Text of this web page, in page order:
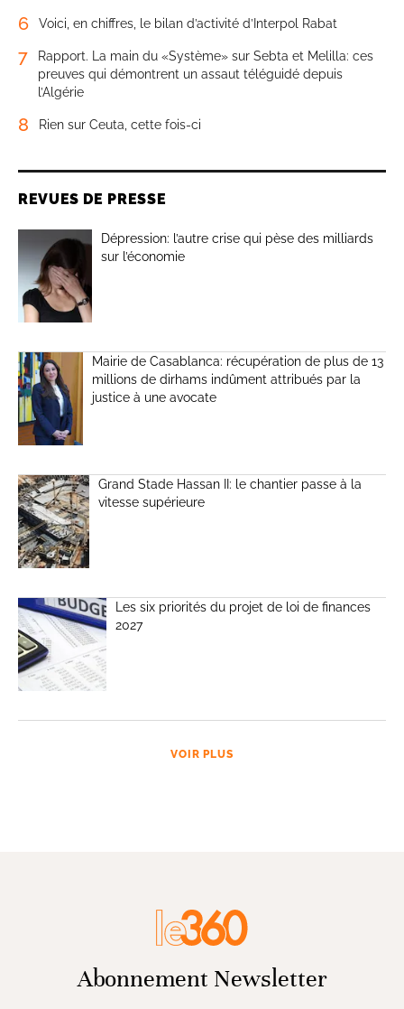
6 Voici, en chiffres, le bilan d’activité d’Interpol Rabat
7
Rapport. La main du «Système» sur Sebta et Melilla: ces
preuves qui démontrent un assaut téléguidé depuis
l’Algérie
8 Rien sur Ceuta, cette fois-ci
REVUES DE PRESSE
Dépression: l’autre crise qui pèse des milliards
sur l’économie
Mairie de Casablanca: récupération de plus de 13
millions de dirhams indûment attribués par la
justice à une avocate
Grand Stade Hassan II: le chantier passe à la
vitesse supérieure
Les six priorités du projet de loi de finances
2027
VOIR PLUS
Abonnement Newsletter